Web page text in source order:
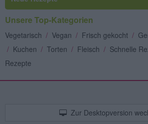
Unsere Top-Kategorien
Vegetarisch / Vegan / Frisch gekocht /
/ Kuchen / Torten / Fleisch / Schnelle
Rezepte
Zur Desktopversion